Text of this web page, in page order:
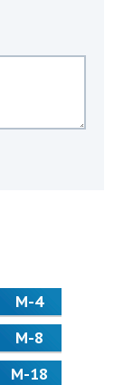
М-4
М-8
М-18